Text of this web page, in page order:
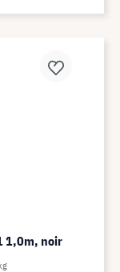
1,0m, noir